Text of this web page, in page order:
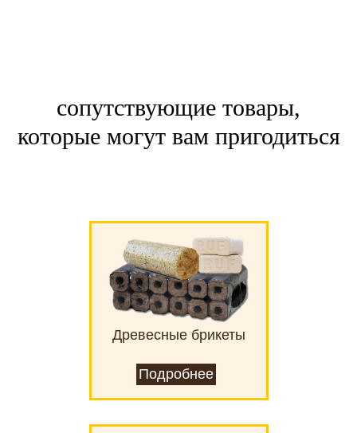
сопутствующие товары,
которые могут вам пригодиться
Древесные брикеты
Подробнее